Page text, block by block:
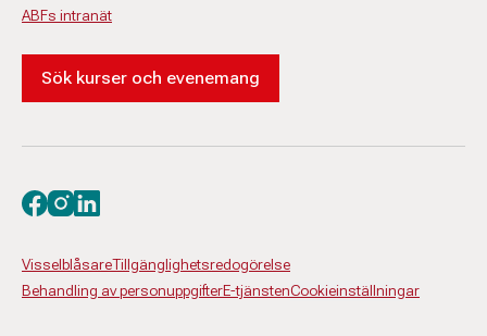
ABFs intranät
Sök kurser och evenemang
VisselblåsareTillgänglighetsredogörelse
Behandling av personuppgifterE-tjänstenCookieinställningar
Besök oss på facebook
Besök oss på instagram
Besök oss på linkedin